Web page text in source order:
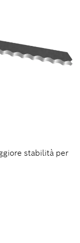
stabilità per